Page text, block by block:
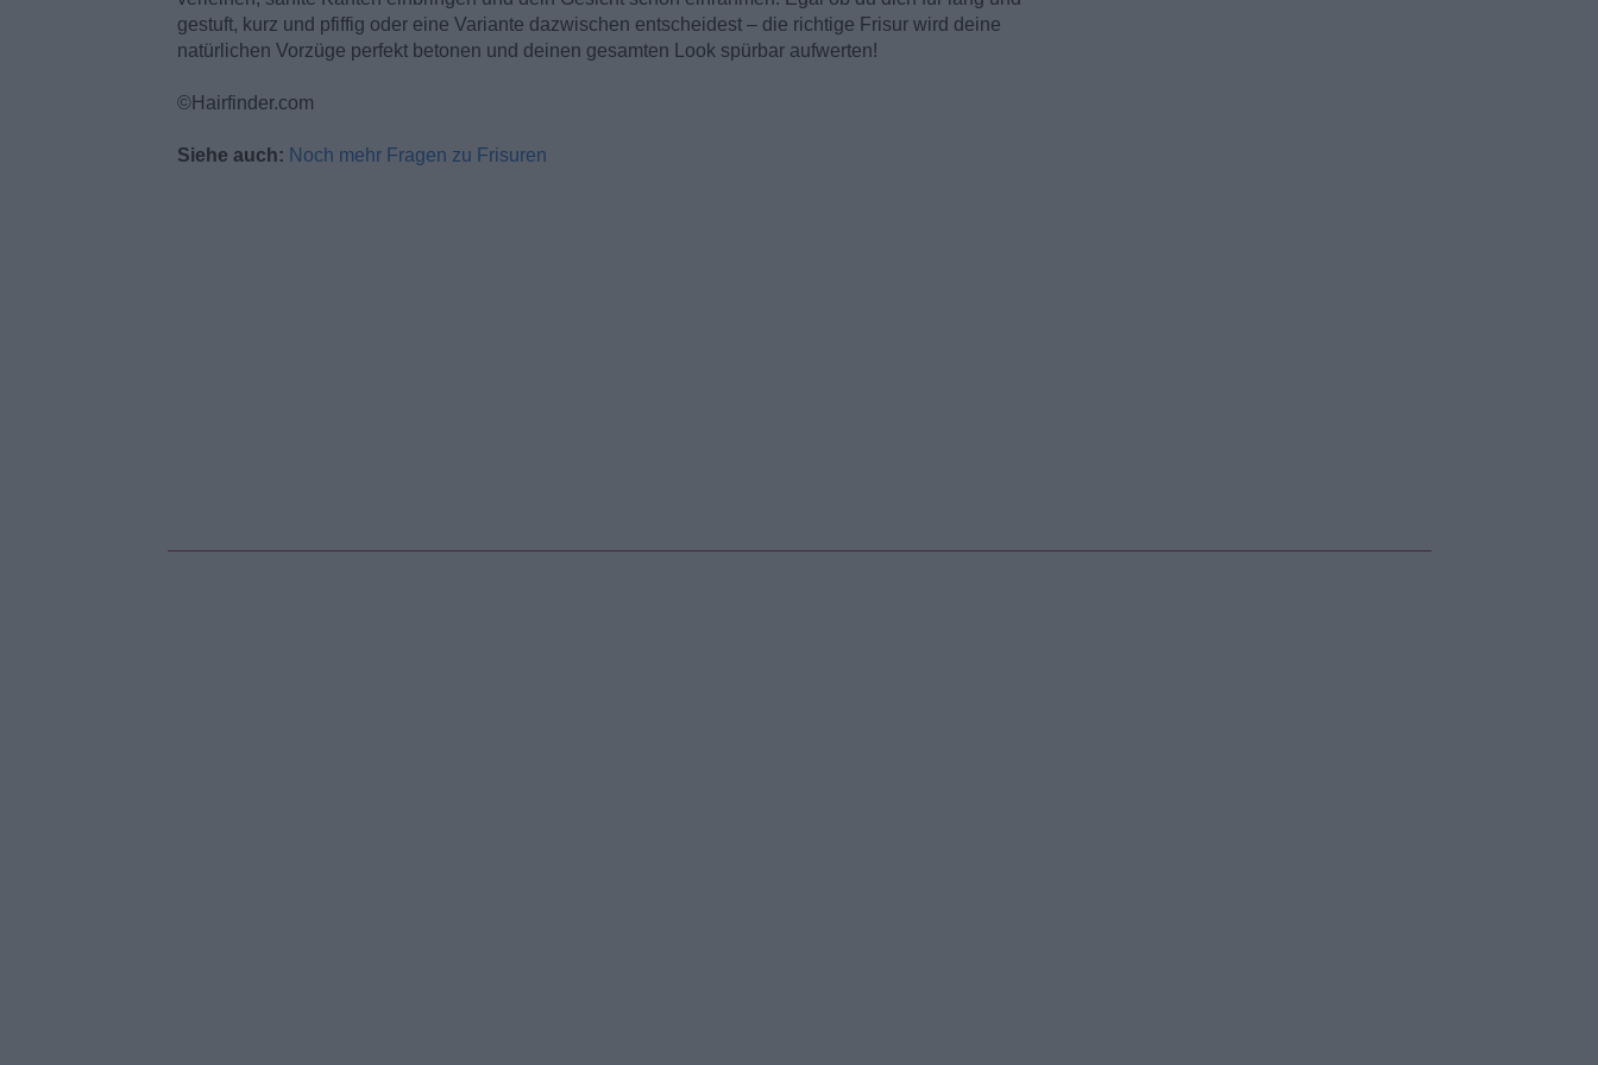
gestuft, kurz und pfiffig oder eine Variante dazwischen entscheidest – die richtige Frisur wird deine
natürlichen Vorzüge perfekt betonen und deinen gesamten Look spürbar aufwerten!
©Hairfinder.com
Siehe auch: Noch mehr Fragen zu Frisuren